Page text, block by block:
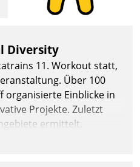
Diversity
11. Workout statt,
Über 100
Einblicke in
Projekte. Zuletzt
ermittelt.